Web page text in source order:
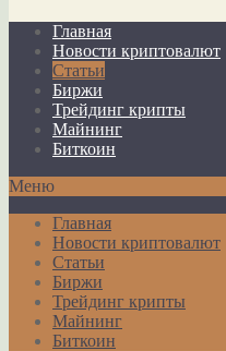
Главная
Новости криптовалют
Статьи
Биржи
Трейдинг крипты
Майнинг
Биткоин
Меню
Главная
Новости криптовалют
Статьи
Биржи
Трейдинг крипты
Майнинг
Биткоин